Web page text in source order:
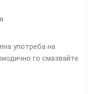
употреба на
го смазвайте